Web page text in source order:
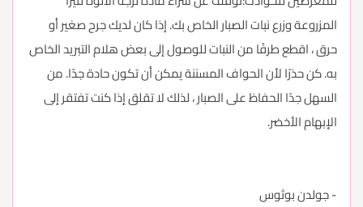
المزروعة وزرع نبات الصبار الخاص بك. إذا كان لديك جرح صغير أو
حرق ، اقطع طرفًا من النبات للوصول إلى بعض هلام التبريد الخاص
به. كن حذرًا لأن الحواف المسننة يمكن أن تكون حادة جدًا. من
السهل جدًا الحفاظ على الصبار ، لذلك لا تقلق إذا كنت تفتقر إلى
الإبهام الأخضر.
- جولدن بوثوس